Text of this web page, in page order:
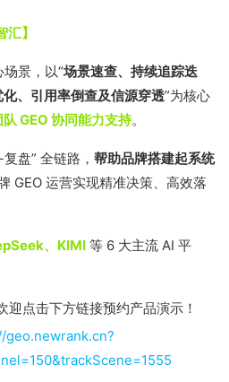
】
景，以“场景速查、持续追踪迭
、引用率倒查及信源穿透”为核心
GEO 协同能力支持。
盘” 全链路， 帮助品牌搭建起系统
GEO 运营实现精准决策、高效落
、KIMI 等 6 大主流 AI 平
迎点击下方链接预约产品演示！